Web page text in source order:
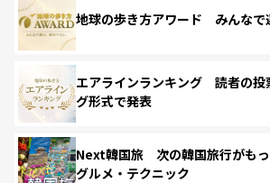
地球の歩き方アワード みんなで
エアラインランキング 読者の投
グ形式で発表
Next韓国旅 次の韓国旅行がもっ
グルメ・テクニック